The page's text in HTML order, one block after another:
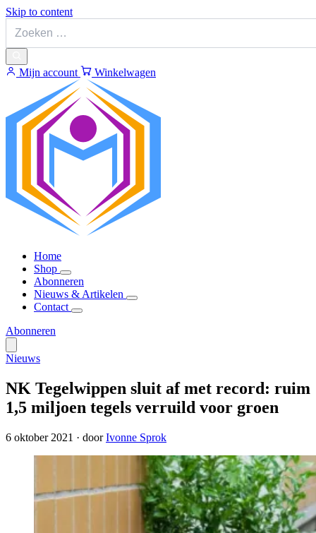
Skip to content
Mijn account Winkelwagen
Home
Shop
Abonneren
Nieuws & Artikelen
Contact
Abonneren
Nieuws
NK Tegelwippen sluit af met record: ruim
1,5 miljoen tegels verruild voor groen
6 oktober 2021 · doorIvonne Sprok